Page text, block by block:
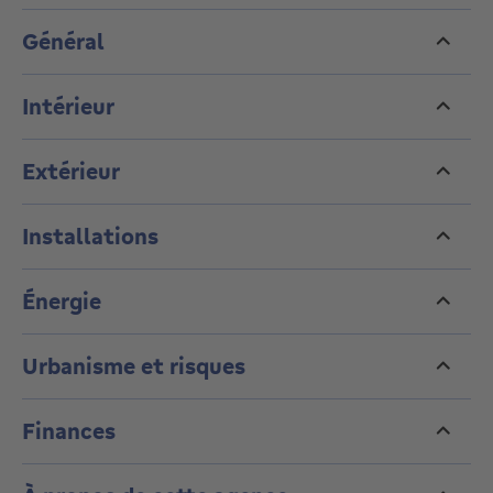
Général
Intérieur
Extérieur
Installations
Énergie
Urbanisme et risques
Finances